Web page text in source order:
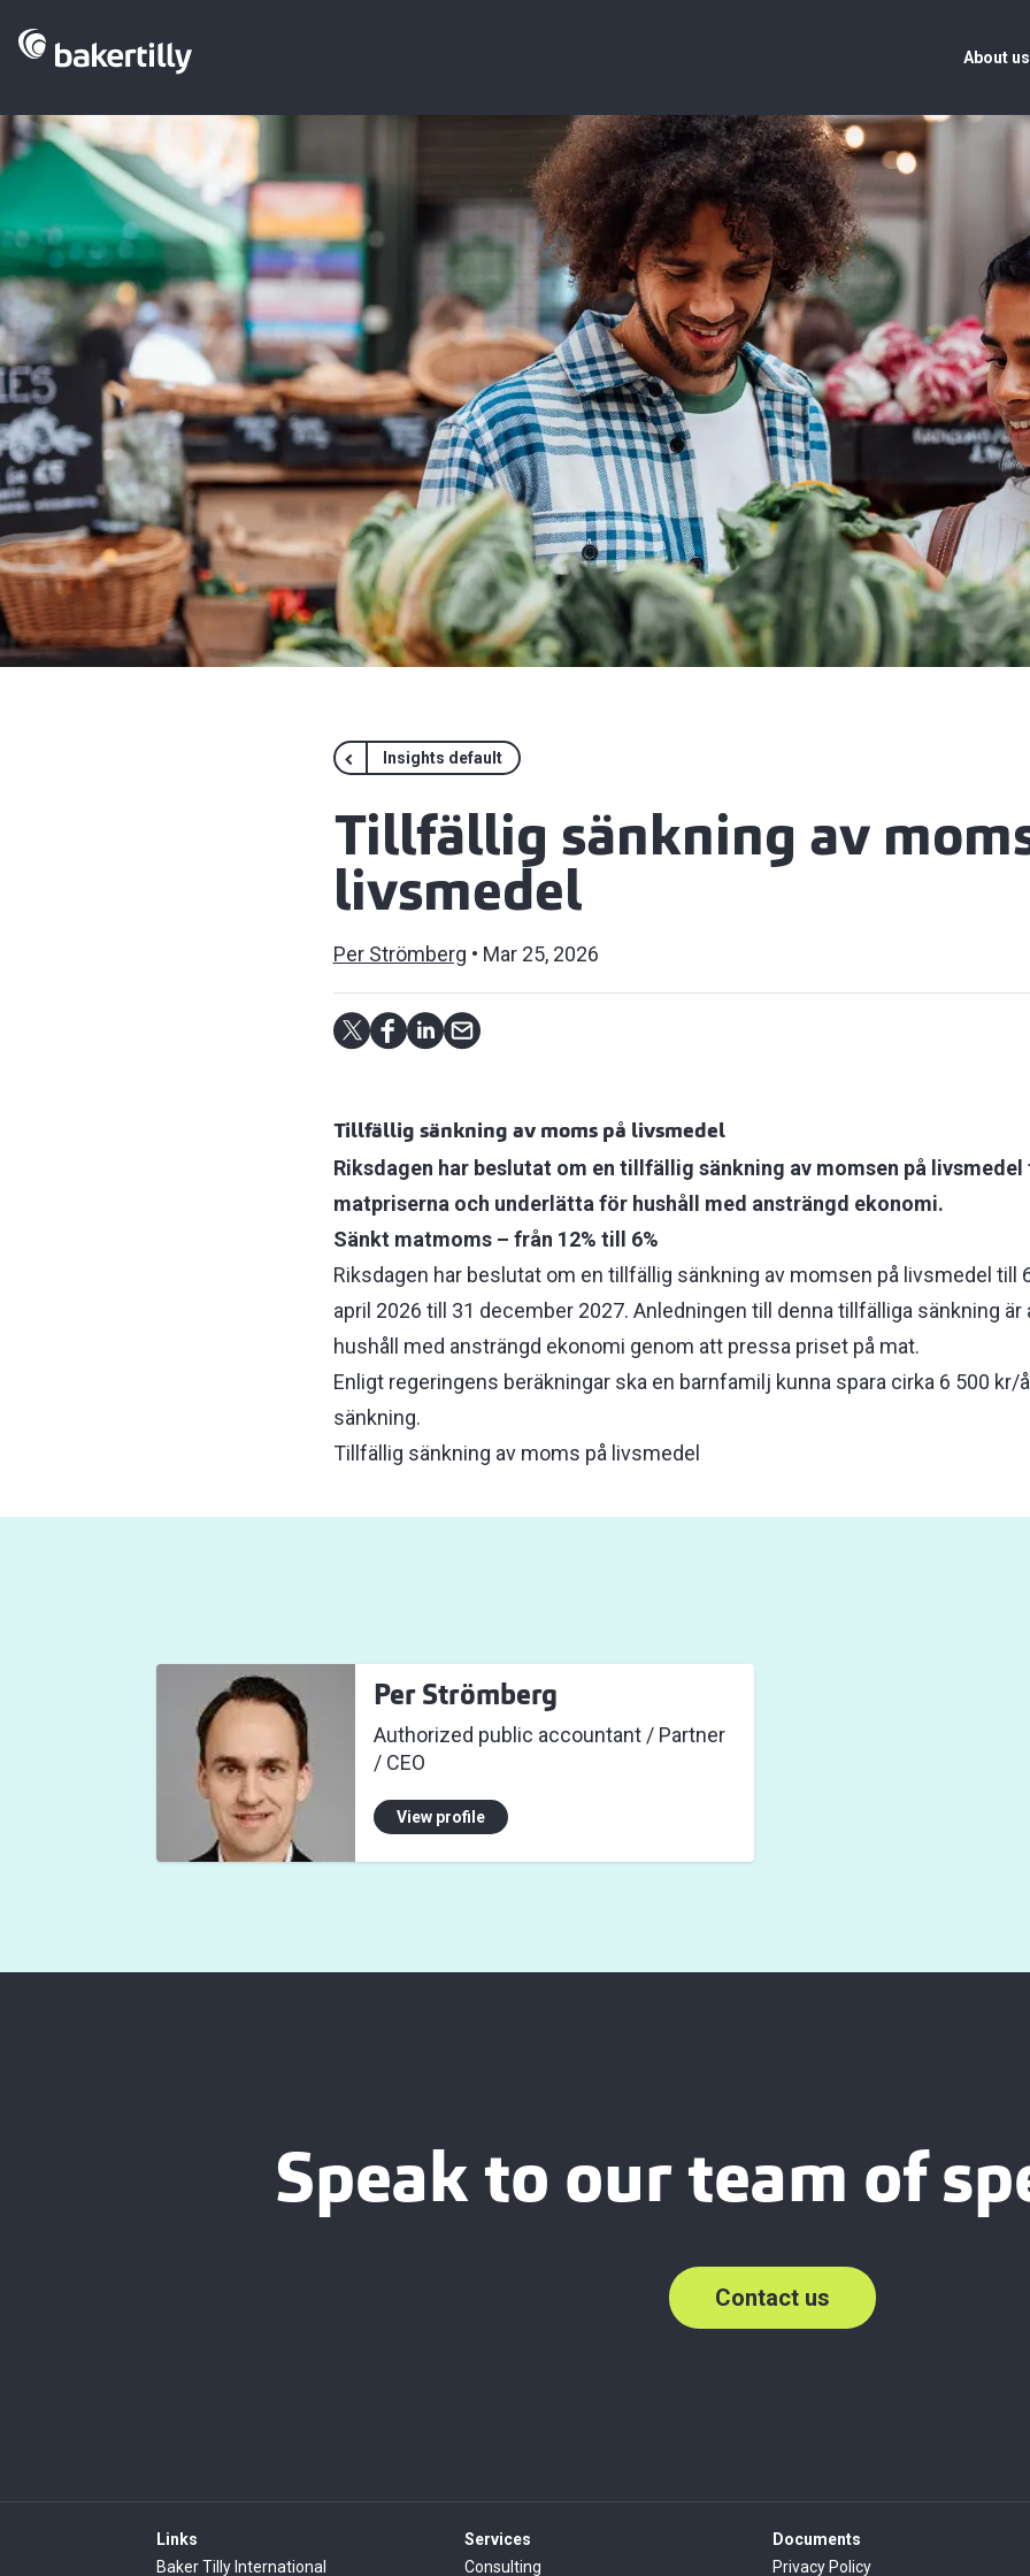
About
Insights default
Tillfällig sänkning av
livsmedel
Per Strömberg Mar 25, 2026
Tillfällig sänkning av moms på livsmedel
Riksdagen har beslutat om en tillfällig sänkning av momsen på
matpriserna och underlätta för hushåll med ansträngd ekonomi.
Sänkt matmoms – från 12% till 6%
Riksdagen har beslutat om en tillfällig sänkning av momsen på livsmedel till
april 2026 till 31 december 2027. Anledningen till denna tillfälliga sänkning
hushåll med ansträngd ekonomi genom att pressa priset på mat.
Enligt regeringens beräkningar ska en barnfamilj kunna spara cirka 6 500 kr/
sänkning.
Tillfällig sänkning av moms på livsmedel
Per Strömberg
Authorized public accountant / Partner
/ CEO
View profile
Speak to our team of
Contact us
Links
Baker Tilly International
Services
Consulting
Documents
Privacy Policy